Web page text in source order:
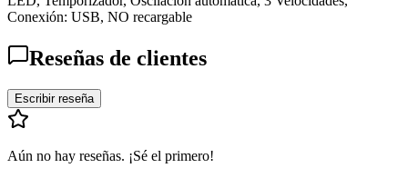
Conexión: USB, NO recargable
Reseñas de clientes
Escribir reseña
Aún no hay reseñas. ¡Sé el primero!